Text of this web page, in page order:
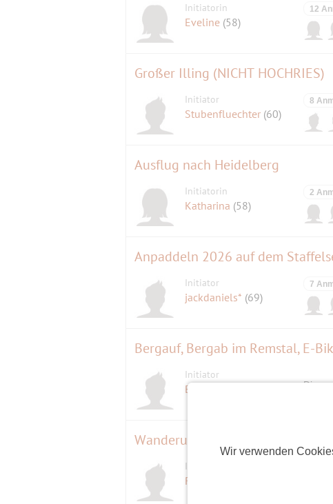
Wir verwenden
Initiatorin
Eveline (58)
12
Großer Illing (NICHT HOCHRIES)
Initiator
Stubenfluechter (60)
8
Ausflug nach Heidelberg
Initiatorin
Katharina (58)
2
Anpaddeln 2026 auf dem
Initiator
jackdaniels* (69)
7
Bergauf, Bergab im Remstal, E-
Initiator
Bolandi
Wanderung Taubenstein-
Initiator
ROMO